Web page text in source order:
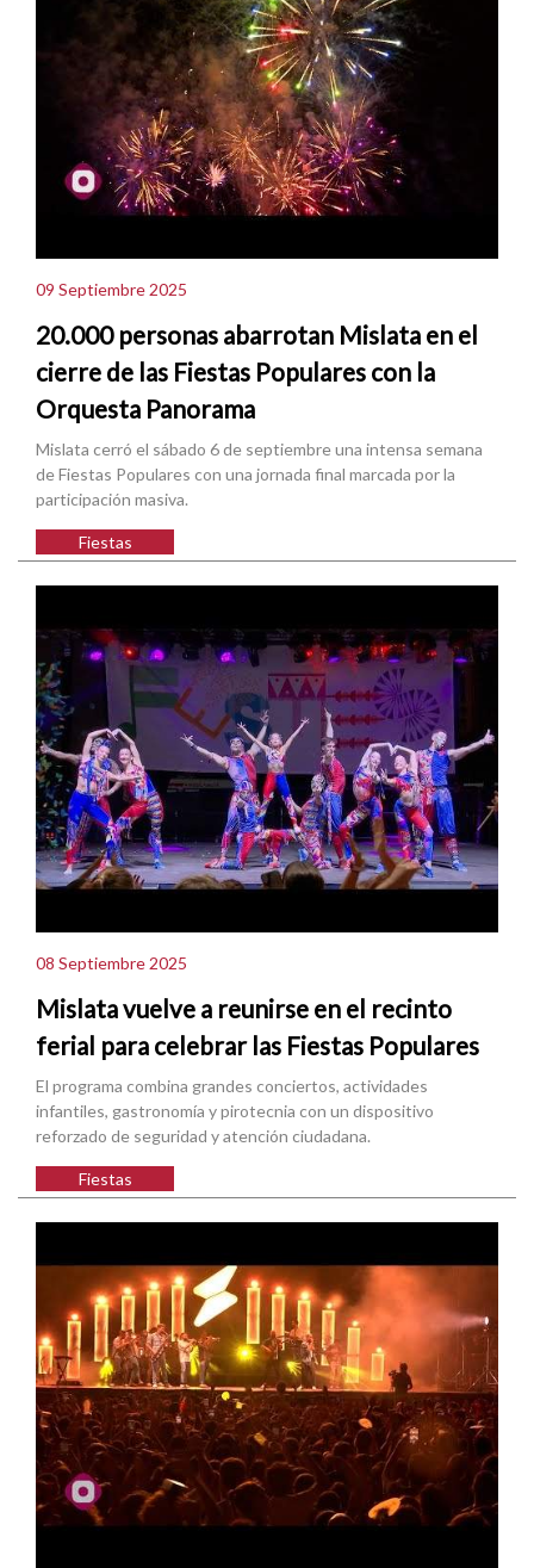
09 Septiembre 2025
20.000 personas abarrotan Mislata en el
cierre de las Fiestas Populares con la
Orquesta Panorama
Mislata cerró el sábado 6 de septiembre una intensa semana
de Fiestas Populares con una jornada final marcada por la
participación masiva.
Fiestas
08 Septiembre 2025
Mislata vuelve a reunirse en el recinto
ferial para celebrar las Fiestas Populares
El programa combina grandes conciertos, actividades
infantiles, gastronomía y pirotecnia con un dispositivo
reforzado de seguridad y atención ciudadana.
Fiestas